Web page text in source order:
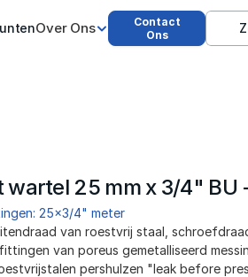
Over Ons
Contact
Ons
wartel 25 mm x 3/4" BU
25x3/4" meter
van roestvrij staal,
van poreus gemetalliseerd
pershulzen "leak before